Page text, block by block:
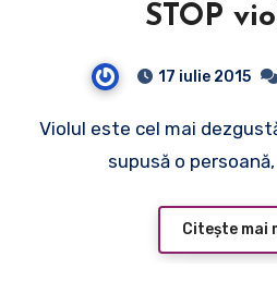
STOP
17 iulie 2015
Violul este cel mai dezgustător act la care este
supusă o
Citește mai